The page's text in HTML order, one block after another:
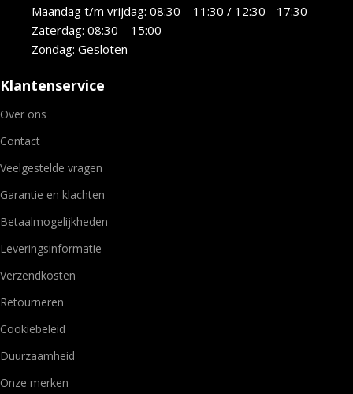
Maandag t/m vrijdag: 08:30 – 11:30 / 12:30 - 17:30
Zaterdag: 08:30 – 15:00
Zondag: Gesloten
Klantenservice
Over ons
Contact
Veelgestelde vragen
Garantie en klachten
Betaalmogelijkheden
Leveringsinformatie
Verzendkosten
Retourneren
Cookiebeleid
Duurzaamheid
Onze merken